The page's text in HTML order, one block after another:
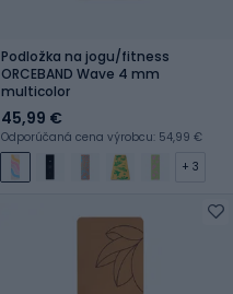
Podložka na jogu/fitness
ORCEBAND Wave 4 mm
multicolor
45,99 €
Odporúčaná cena výrobcu: 54,99 €
+ 3